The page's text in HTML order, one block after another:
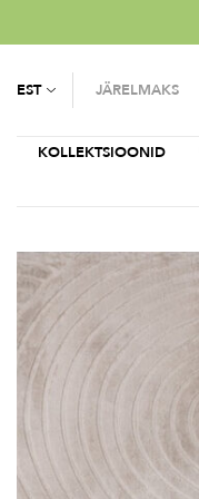
EST JÄRELMAKS
KOLLEKTSIOONID